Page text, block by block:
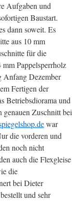
Aufgaben und
Baustart.
dann soweit. Es
aus 10 mm
für die
Pappelsperrholz
Anfang Dezember
Fertigen der
Betriebsdiorama und
Zuschnitt bei
war
die vorderen und
noch nicht
auch die Flexgleise
die
bei Dieter
und sehr